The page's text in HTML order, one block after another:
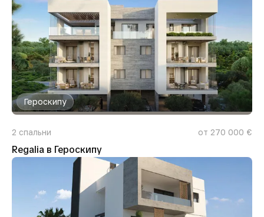
Героскипу
2 спальни от 270 000 €
Regalia в Героскипу